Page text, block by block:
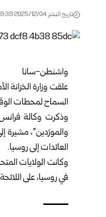
تاريخ النشر: 2025/12/04 9:39 مساءً
واشنطن-سانا
علقت وزارة الخزانة
السماح لمحطات
وذكرت وكالة فرانس
العائدات إلى روسيا.
وكانت الولايات
في روسيا، على